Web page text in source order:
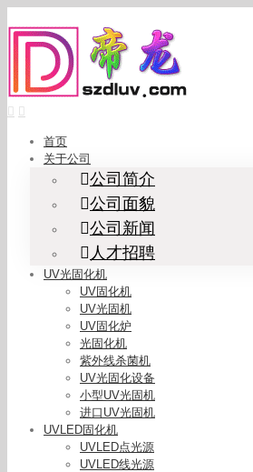
to
content
首页
关于公司
公司简介
公司面貌
公司新闻
人才招聘
UV光固化机
UV固化机
UV光固机
UV固化炉
光固化机
紫外线杀菌机
UV光固化设备
小型UV光固机
进口UV光固机
UVLED固化机
UVLED点光源
UVLED线光源